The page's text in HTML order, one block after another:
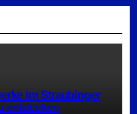
im Straubinger
entdecken